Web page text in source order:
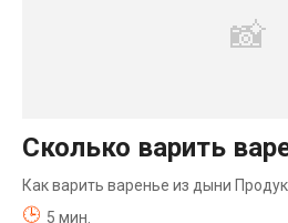
Сколько варить
Как варить варенье из дыни
5 мин.